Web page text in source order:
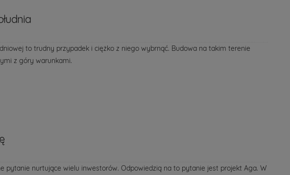
to trudny przypadek i ciężko z niego wybrnąć. Budowa na takim terenie
z góry warunkami.
pytanie nurtujące wielu inwestorów. Odpowiedzią na to pytanie jest projekt Aga. W